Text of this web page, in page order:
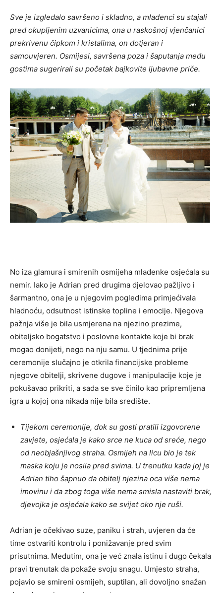
Sve je izgledalo savršeno i skladno, a mladenci su stajali
pred okupljenim uzvanicima, ona u raskošnoj vjenčanici
prekrivenu čipkom i kristalima, on dotjeran i
samouvjeren. Osmijesi, savršena poza i šaputanja među
gostima sugerirali su početak bajkovite ljubavne priče.
No iza glamura i smirenih osmijeha mladenke osjećala su
nemir. Iako je Adrian pred drugima djelovao pažljivo i
šarmantno, ona je u njegovim pogledima primjećivala
hladnoću, odsutnost istinske topline i emocije. Njegova
pažnja više je bila usmjerena na njezino prezime,
obiteljsko bogatstvo i poslovne kontakte koje bi brak
mogao donijeti, nego na nju samu. U tjednima prije
ceremonije slučajno je otkrila financijske probleme
njegove obitelji, skrivene dugove i manipulacije koje je
pokušavao prikriti, a sada se sve činilo kao pripremljena
igra u kojoj ona nikada nije bila središte.
Tijekom ceremonije, dok su gosti pratili izgovorene
zavjete, osjećala je kako srce ne kuca od sreće, nego
od neobjašnjivog straha. Osmijeh na licu bio je tek
maska koju je nosila pred svima. U trenutku kada joj je
Adrian tiho šapnuo da obitelj njezina oca više nema
imovinu i da zbog toga više nema smisla nastaviti brak,
djevojka je osjećala kako se svijet oko nje ruši.
Adrian je očekivao suze, paniku i strah, uvjeren da će
time ostvariti kontrolu i ponižavanje pred svim
prisutnima. Međutim, ona je već znala istinu i dugo čekala
pravi trenutak da pokaže svoju snagu. Umjesto straha,
pojavio se smireni osmijeh, suptilan, ali dovoljno snažan